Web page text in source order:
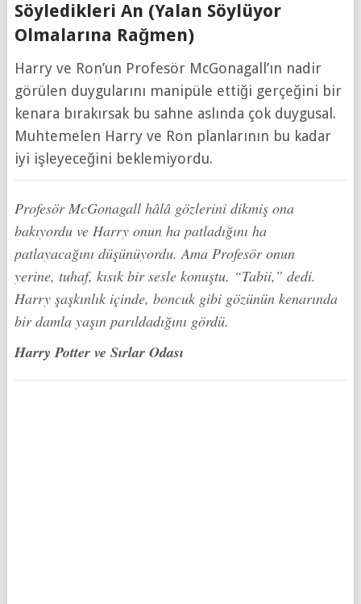
Söyledikleri An (Yalan Söylüyor
Olmalarına Rağmen)
Harry ve Ron’un Profesör McGonagall’ın nadir
görülen duygularını manipüle ettiği gerçeğini bir
kenara bırakırsak bu sahne aslında çok duygusal.
Muhtemelen Harry ve Ron planlarının bu kadar
iyi işleyeceğini beklemiyordu.
Profesör McGonagall hâlâ gözlerini dikmiş ona
bakıyordu ve Harry onun ha patladığını ha
patlayacağını düşünüyordu. Ama Profesör onun
yerine, tuhaf, kısık bir sesle konuştu. “Tabii,” dedi.
Harry şaşkınlık içinde, boncuk gibi gözünün kenarında
bir damla yaşın parıldadığını gördü.
Harry Potter ve Sırlar Odası